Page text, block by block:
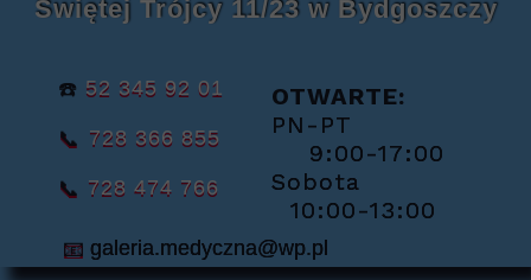
📧 galeria.medyczna@wp.pl
☎️ 52 345 92 01
📞 728 366 855
📞 728 474 766
OTWARTE:
PN-PT
9:00-17:00
Sobota
10:00-13:00
Świętej Trójcy 11/23 w Bydgoszczy